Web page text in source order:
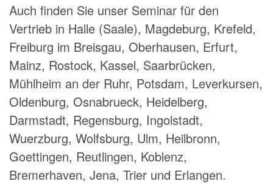
Auch finden Sie unser Seminar für den
Vertrieb in Halle (Saale), Magdeburg, Krefeld,
Freiburg im Breisgau, Oberhausen, Erfurt,
Mainz, Rostock, Kassel, Saarbrücken,
Mühlheim an der Ruhr, Potsdam, Leverkursen,
Oldenburg, Osnabrueck, Heidelberg,
Darmstadt, Regensburg, Ingolstadt,
Wuerzburg, Wolfsburg, Ulm, Heilbronn,
Goettingen, Reutlingen, Koblenz,
Bremerhaven, Jena, Trier und Erlangen.